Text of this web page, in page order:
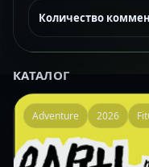
Количество
КАТАЛОГ
Adventure 2026